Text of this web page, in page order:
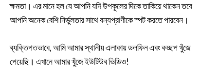
ক্ষমতা। এর মানে হল যে আপনি যদি উপকূলের দিকে তাকিয়ে থাকেন তবে
আপনি অনেক বেশি নির্ভুলতার সাথে বন্যপ্রাণীকে স্পট করতে পারবেন।
ব্যক্তিগতভাবে, আমি আমার স্থানীয় এলাকায় ডলফিন এবং কচ্ছপ খুঁজে
পেয়েছি। এখানে আমার খুঁজে ইউটিউব ভিডিও!